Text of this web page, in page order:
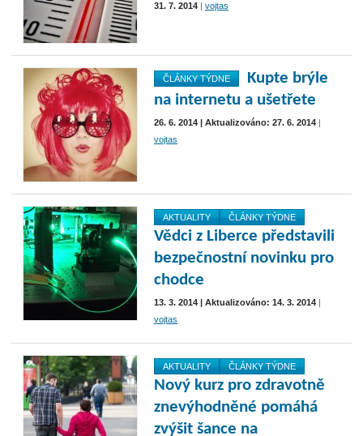
31. 7. 2014 vojtas
ČLÁNKY TÝDNE
Kupte brýle
na internetu a ušetřete
26. 6. 2014 | Aktualizováno: 27. 6. 2014
vojtas
AKTUALITY ČLÁNKY TÝDNE
Vědci z Liberce představili
bezpečnostní novinku pro
chodce
13. 3. 2014 | Aktualizováno: 14. 3. 2014
vojtas
AKTUALITY ČLÁNKY TÝDNE
Nový kurz pro zdravotně
znevýhodněné pomáhá
zvýšit šance na